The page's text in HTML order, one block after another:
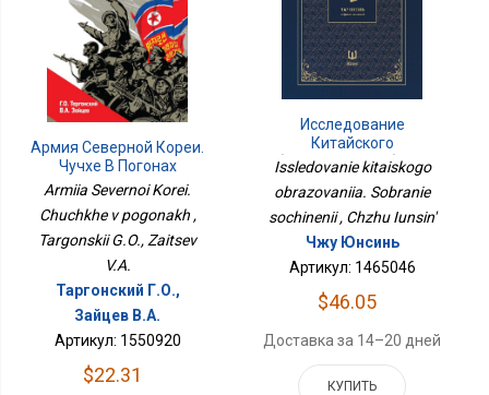
Армия Северной Кореи.
Чучхе В Погонах
Armiia Severnoi Korei.
Chuchkhe v pogonakh ,
Targonskii G.O., Zaitsev
V.A.
Таргонский Г.О.,
Зайцев В.А.
Артикул: 1550920
$22.31
Исследование
Китайского
Образования. Собрание
Issledovanie kitaiskogo
obrazovaniia. Sobranie
sochinenii , Chzhu Iunsin'
Чжу Юнсинь
Артикул: 1465046
$46.05
Доставка за 14–20 дней
КУПИТЬ